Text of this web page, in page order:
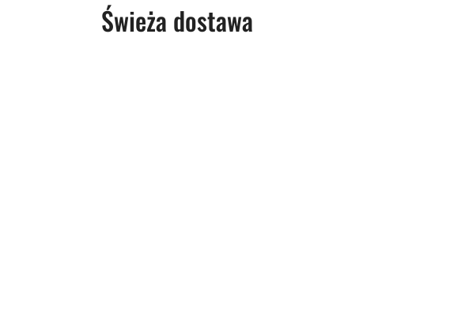
Produkty
Świeża dostawa